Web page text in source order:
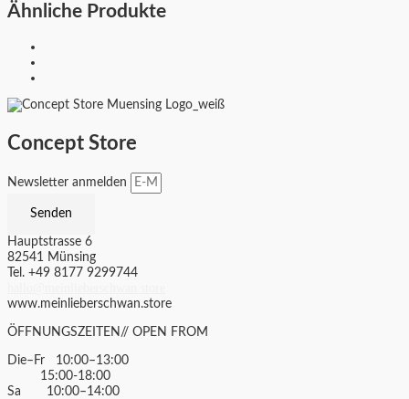
Ähnliche Produkte
Concept Store
Newsletter anmelden
Senden
Hauptstrasse 6
82541 Münsing
Tel. +49 8177 9299744
www.meinlieberschwan.store
ÖFFNUNGSZEITEN// OPEN FROM
Die–Fr 10:00–13:00
15:00-18:00
Sa 10:00–14:00